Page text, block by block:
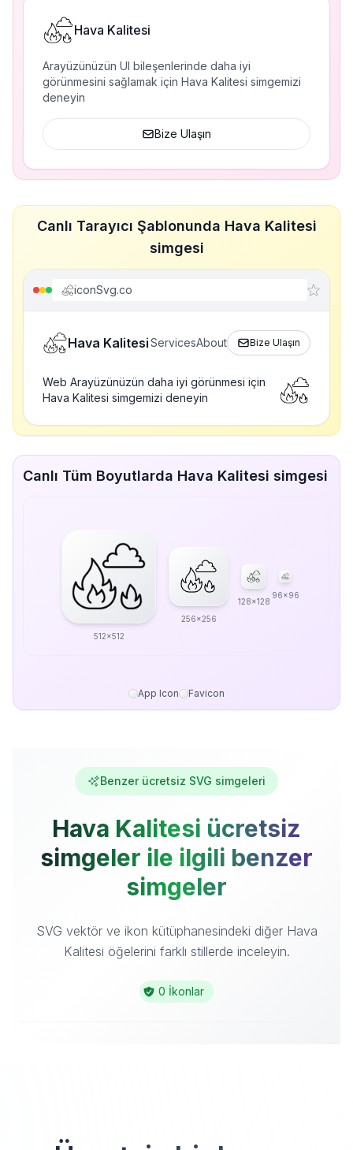
Hava Kalitesi
Arayüzünüzün UI bileşenlerinde daha iyi
görünmesini sağlamak için Hava Kalitesi simgemizi
deneyin
Bize Ulaşın
Canlı Tarayıcı Şablonunda Hava Kalitesi
simgesi
iconSvg.co
Hava KalitesiServicesAbout Bize Ulaşın
Web Arayüzünüzün daha iyi görünmesi için
Hava Kalitesi simgemizi deneyin
Canlı Tüm Boyutlarda Hava Kalitesi simgesi
512x512
256x256
128x128
96x96
App Icon Favicon
Benzer ücretsiz SVG simgeleri
Hava Kalitesi ücretsiz
simgeler ile ilgili benzer
simgeler
SVG vektör ve ikon kütüphanesindeki diğer Hava
Kalitesi öğelerini farklı stillerde inceleyin.
0 İkonlar